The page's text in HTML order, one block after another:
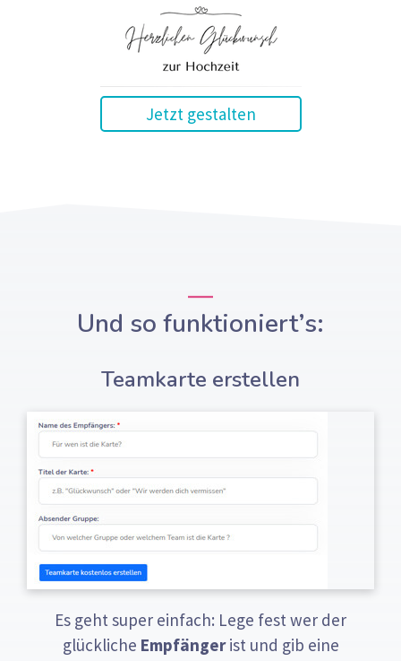
Jetzt gestalten
Und so funktioniert’s:
Teamkarte erstellen
Es geht super einfach: Lege fest wer der
glückliche Empfängerist und gib eine